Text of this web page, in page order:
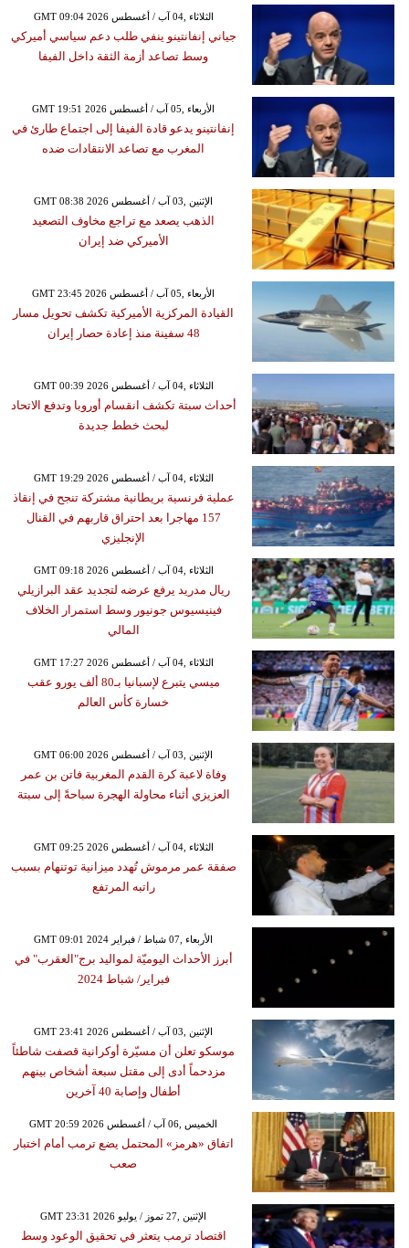
GMT 09:04 2026 الثلاثاء ,04 آب / أغسطس
جياني إنفانتينو ينفي طلب دعم سياسي أميركي
وسط تصاعد أزمة الثقة داخل الفيفا
GMT 19:51 2026 الأربعاء ,05 آب / أغسطس
إنفانتينو يدعو قادة الفيفا إلى اجتماع طارئ في
المغرب مع تصاعد الانتقادات ضده
GMT 08:38 2026 الإثنين ,03 آب / أغسطس
الذهب يصعد مع تراجع مخاوف التصعيد
الأميركي ضد إيران
GMT 23:45 2026 الأربعاء ,05 آب / أغسطس
القيادة المركزية الأميركية تكشف تحويل مسار
48 سفينة منذ إعادة حصار إيران
GMT 00:39 2026 الثلاثاء ,04 آب / أغسطس
أحداث سبتة تكشف انقسام أوروبا وتدفع الاتحاد
لبحث خطط جديدة
GMT 19:29 2026 الثلاثاء ,04 آب / أغسطس
عملية فرنسية بريطانية مشتركة تنجح في إنقاذ
157 مهاجرا بعد احتراق قاربهم في القنال
الإنجليزي
GMT 09:18 2026 الثلاثاء ,04 آب / أغسطس
ريال مدريد يرفع عرضه لتجديد عقد البرازيلي
فينيسيوس جونيور وسط استمرار الخلاف
المالي
GMT 17:27 2026 الثلاثاء ,04 آب / أغسطس
ميسي يتبرع لإسبانيا بـ80 ألف يورو عقب
خسارة كأس العالم
GMT 06:00 2026 الإثنين ,03 آب / أغسطس
وفاة لاعبة كرة القدم المغربية فاتن بن عمر
العزيزي أثناء محاولة الهجرة سباحةً إلى سبتة
GMT 09:25 2026 الثلاثاء ,04 آب / أغسطس
صفقة عمر مرموش تُهدد ميزانية توتنهام بسبب
راتبه المرتفع
GMT 09:01 2024 الأربعاء ,07 شباط / فبراير
أبرز الأحداث اليوميّة لمواليد برج"العقرب" في
فبراير/ شباط 2024
GMT 23:41 2026 الإثنين ,03 آب / أغسطس
موسكو تعلن أن مسيّرة أوكرانية قصفت شاطئاً
مزدحماً أدى إلى مقتل سبعة أشخاص بينهم
أطفال وإصابة 40 آخرين
GMT 20:59 2026 الخميس ,06 آب / أغسطس
اتفاق «هرمز» المحتمل يضع ترمب أمام اختبار
صعب
GMT 23:31 2026 الإثنين ,27 تموز / يوليو
اقتصاد ترمب يتعثر في تحقيق الوعود وسط